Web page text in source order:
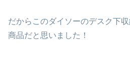
だからこのダイソーのデスク下
商品だと思いました！